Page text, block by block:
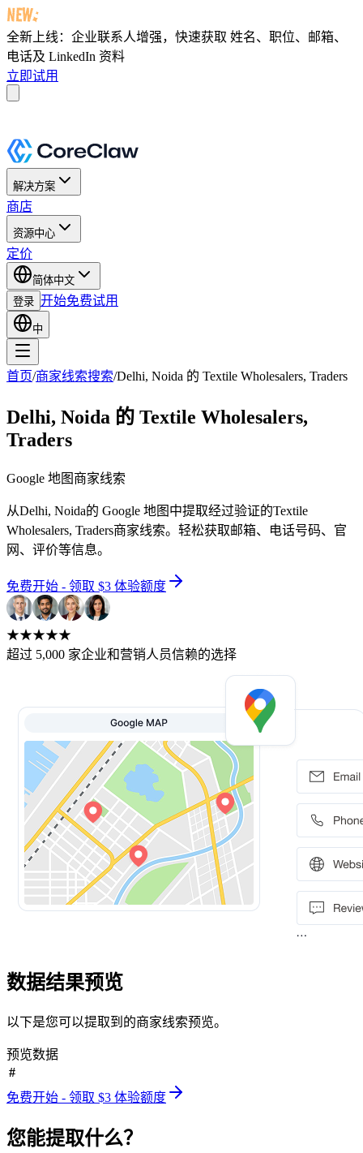
全新上线：企业联系人增强，快速获取 姓名、职位、邮箱、
电话及 LinkedIn 资料
立即试用
解决方案
商店
资源中心
定价
简体中文
登录 开始免费试用
中
首页/商家线索搜索/Delhi, Noida 的 Textile Wholesalers, Traders
Delhi, Noida 的 Textile Wholesalers,
Traders
Google 地图商家线索
从Delhi, Noida的 Google 地图中提取经过验证的Textile
Wholesalers, Traders商家线索。轻松获取邮箱、电话号码、官
网、评价等信息。
免费开始 - 领取 $3 体验额度
★★★★★
超过 5,000 家企业和营销人员信赖的选择
数据结果预览
以下是您可以提取到的商家线索预览。
预览数据
#
免费开始 - 领取 $3 体验额度
您能提取什么？